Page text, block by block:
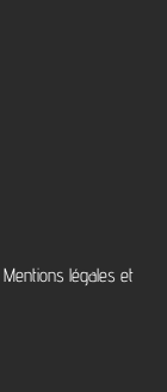
Mentions légales et